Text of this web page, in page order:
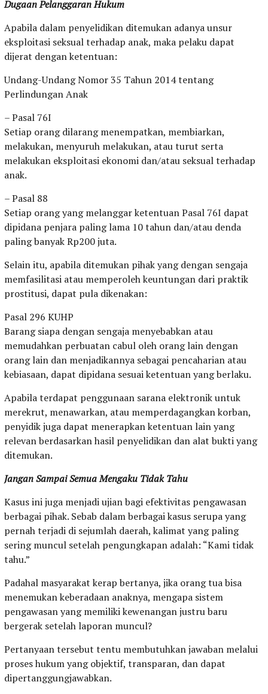
Dugaan Pelanggaran Hukum
Apabila dalam penyelidikan ditemukan adanya unsur
eksploitasi seksual terhadap anak, maka pelaku dapat
dijerat dengan ketentuan:
Undang-Undang Nomor 35 Tahun 2014 tentang
Perlindungan Anak
– Pasal 76I
Setiap orang dilarang menempatkan, membiarkan,
melakukan, menyuruh melakukan, atau turut serta
melakukan eksploitasi ekonomi dan/atau seksual terhadap
anak.
– Pasal 88
Setiap orang yang melanggar ketentuan Pasal 76I dapat
dipidana penjara paling lama 10 tahun dan/atau denda
paling banyak Rp200 juta.
Selain itu, apabila ditemukan pihak yang dengan sengaja
memfasilitasi atau memperoleh keuntungan dari praktik
prostitusi, dapat pula dikenakan:
Pasal 296 KUHP
Barang siapa dengan sengaja menyebabkan atau
memudahkan perbuatan cabul oleh orang lain dengan
orang lain dan menjadikannya sebagai pencaharian atau
kebiasaan, dapat dipidana sesuai ketentuan yang berlaku.
Apabila terdapat penggunaan sarana elektronik untuk
merekrut, menawarkan, atau memperdagangkan korban,
penyidik juga dapat menerapkan ketentuan lain yang
relevan berdasarkan hasil penyelidikan dan alat bukti yang
ditemukan.
Jangan Sampai Semua Mengaku Tidak Tahu
Kasus ini juga menjadi ujian bagi efektivitas pengawasan
berbagai pihak. Sebab dalam berbagai kasus serupa yang
pernah terjadi di sejumlah daerah, kalimat yang paling
sering muncul setelah pengungkapan adalah: “Kami tidak
tahu.”
Padahal masyarakat kerap bertanya, jika orang tua bisa
menemukan keberadaan anaknya, mengapa sistem
pengawasan yang memiliki kewenangan justru baru
bergerak setelah laporan muncul?
Pertanyaan tersebut tentu membutuhkan jawaban melalui
proses hukum yang objektif, transparan, dan dapat
dipertanggungjawabkan.